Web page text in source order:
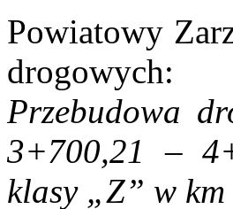
Powiatowy
drogowych:
Przebudowa
3+700,21 –
klasy „Z” w